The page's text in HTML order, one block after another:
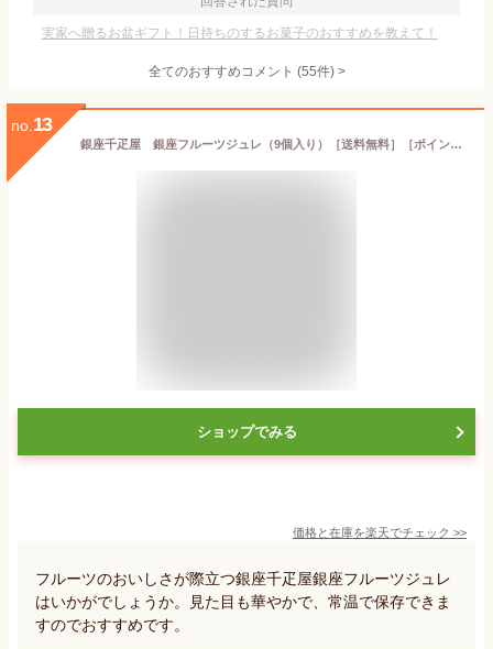
実家へ贈るお盆ギフト！日持ちのするお菓子のおすすめを教えて！
全てのおすすめコメント (55件) >
no. 13
銀座千疋屋 銀座フルーツジュレ（9個入り）［送料無料］［ポイント2倍］～ お中元 御中元 父の日 母の日 ゼリー ギフト 詰め合わせ 贈り物 フルーツ スイーツ プレゼント お菓子 内祝い 誕生日 お祝い 御礼 快気内祝 お見舞い 送料無料 千疋屋 ～
ショップでみる
価格と在庫を楽天でチェック >>
フルーツのおいしさが際立つ銀座千疋屋銀座フルーツジュレ
はいかがでしょうか。見た目も華やかで、常温で保存できま
すのでおすすめです。